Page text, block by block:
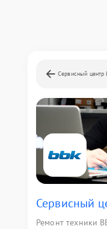
Сервисный центр
Сервисный
Ремонт техники